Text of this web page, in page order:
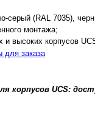
серый (RAL 7035),
монтажа;
и высоких корпусов
для заказа
корпусов UCS: